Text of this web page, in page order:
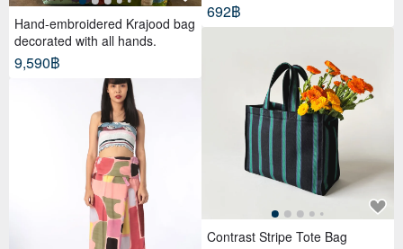
Hand-embroidered Krajood bag
decorated with all hands.
9,590฿
692฿
Contrast Stripe Tote Bag